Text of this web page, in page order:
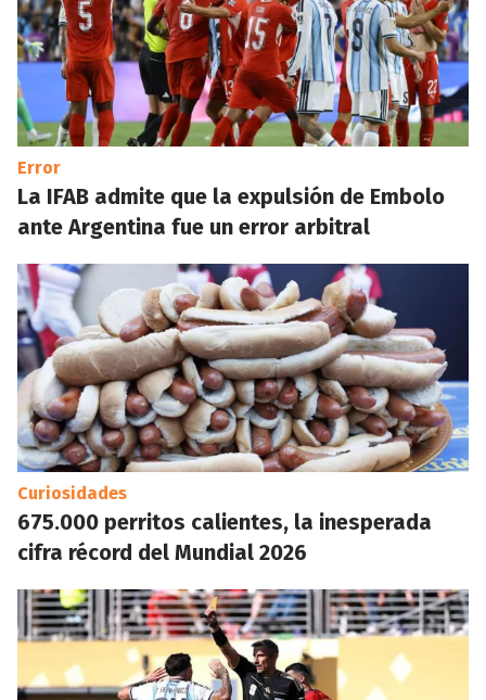
Error
La IFAB admite que la expulsión de Embolo
ante Argentina fue un error arbitral
Curiosidades
675.000 perritos calientes, la inesperada
cifra récord del Mundial 2026